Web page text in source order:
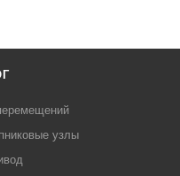
узлы